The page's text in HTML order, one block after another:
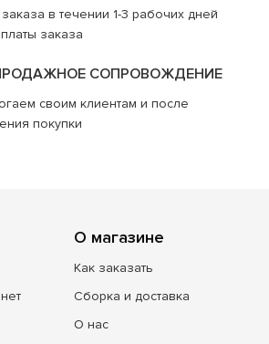
в течении 1-3 рабочих дней
заказа
СОПРОВОЖДЕНИЕ
своим клиентам и после
покупки
О магазине
Как заказать
Сборка и доставка
О нас